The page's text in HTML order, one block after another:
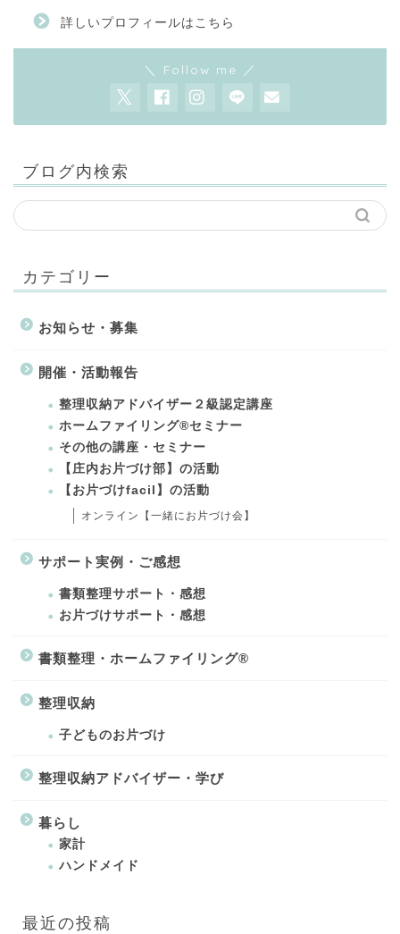
詳しいプロフィールはこちら
＼ Follow me ／
ブログ内検索
カテゴリー
お知らせ・募集
開催・活動報告
整理収納アドバイザー２級認定講座
ホームファイリング®セミナー
その他の講座・セミナー
【庄内お片づけ部】の活動
【お片づけfacil】の活動
オンライン【一緒にお片づけ会】
サポート実例・ご感想
書類整理サポート・感想
お片づけサポート・感想
書類整理・ホームファイリング®
整理収納
子どものお片づけ
整理収納アドバイザー・学び
暮らし
家計
ハンドメイド
最近の投稿